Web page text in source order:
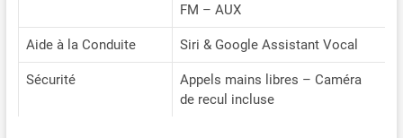
vous ayez les mains libres.
Qualité sonore stéréo
Bluetooth 5.0 : lecteur
multimédia pour voiture.
Les options de sortie audio
améliorées vous permettent
FM – AUX
Aide à la Conduite Siri & Google Assistant Vocal
Sécurité
Appels mains libres – Caméra
de recul incluse